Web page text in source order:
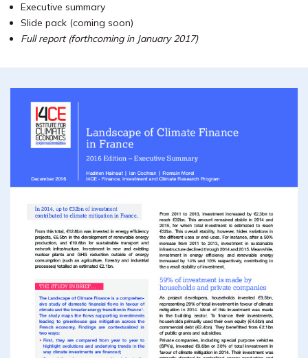
Executive summary
Slide pack (coming soon)
Full report (forthcoming in January 2017)